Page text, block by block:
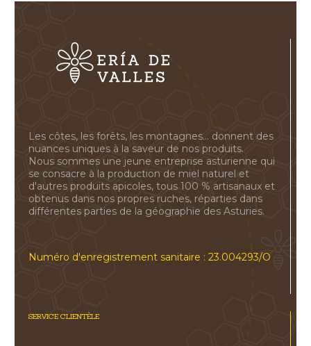
Les côtes, les forêts, les montagnes... donnent des
nuances uniques à la saveur de nos produits.
Nous sommes une jeune entreprise asturienne qui
se consacre à la production de miel naturel et
d'autres produits apicoles, tous 100 % artisanaux et
obtenus dans nos propres ruches, réparties dans
différentes parties de la géographie des Asturies.
Numéro d'enregistrement sanitaire : 23.004293/O
SERVICE CLIENTÈLE